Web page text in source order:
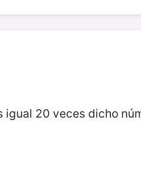
20 veces dicho